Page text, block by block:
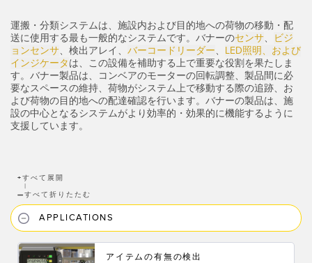
ピックトゥライトセンサ
温度 & 振動センサ
Condition Monitoring Sensors
Wireless Condition Monitoring Sensors
ACCESSORIES
付属品
コンバータ
機械監視/総合設備効率
部品、サービス、パレット引き取りコール
RELATED LINKS
運搬・分類システムは、施設内および目的地への荷物の移動・配
送に使用する最も一般的なシステムです。バナーのセンサ、
ビジ
ョンセンサ、検出アレイ、 バーコードリーダー、 LED照明、および
インジケータは、この設備を補助する上で重要な役割を果たしま
す。バナー製品は、コンベアのモーターの回転調整、製品間に必
要なスペースの維持、荷物がシステム上で移動する際の追跡、お
よび荷物の目的地への配達確認を行います。バナーの製品は、施
設の中心となるシステムがより効率的・効果的に機能するように
支援しています。
+すべて展開
|
—すべて折りたたむ
APPLICATIONS
アイテムの有無の検出